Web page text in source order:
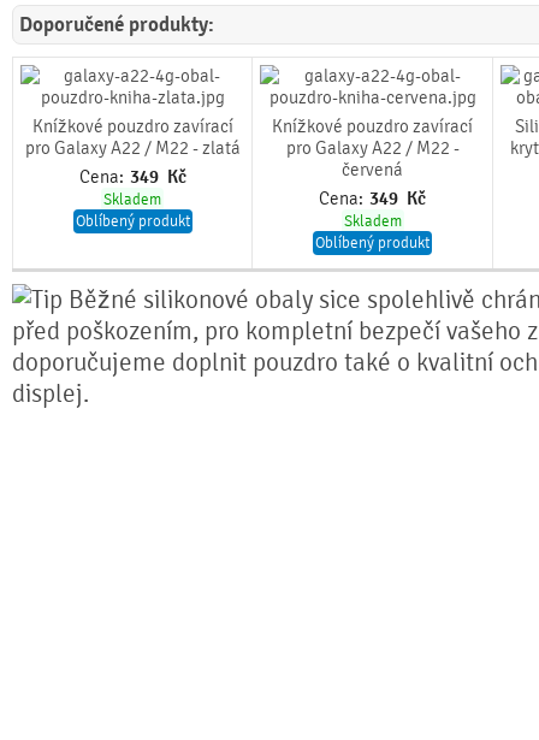
Doporučené produkty:
Knížkové pouzdro zavírací
pro Galaxy A22 / M22 - zlatá
Cena: 349 Kč
Skladem
Oblíbený produkt
Knížkové pouzdro zavírací
pro Galaxy A22 / M22 -
červená
Cena: 349 Kč
Skladem
Oblíbený produkt
Běžné silikonové obaly sice spolehlivě
před poškozením, pro kompletní bezpečí vašeho
doporučujeme doplnit pouzdro také o kvalitní
displej.